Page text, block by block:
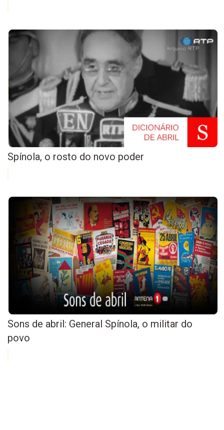
Spínola, o rosto do novo poder
Sons de abril: General Spínola, o militar do
povo